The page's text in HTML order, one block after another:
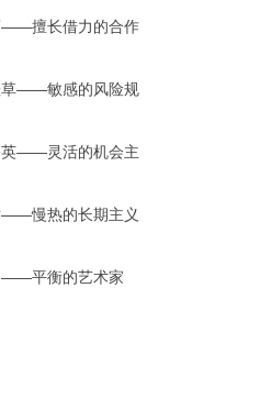
——擅长借力的合作
草——敏感的风险规
英——灵活的机会主
——慢热的长期主义
——平衡的艺术家